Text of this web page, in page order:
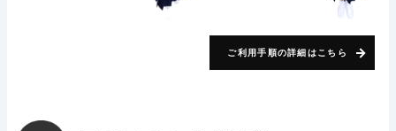
ご利用手順の詳細はこちら